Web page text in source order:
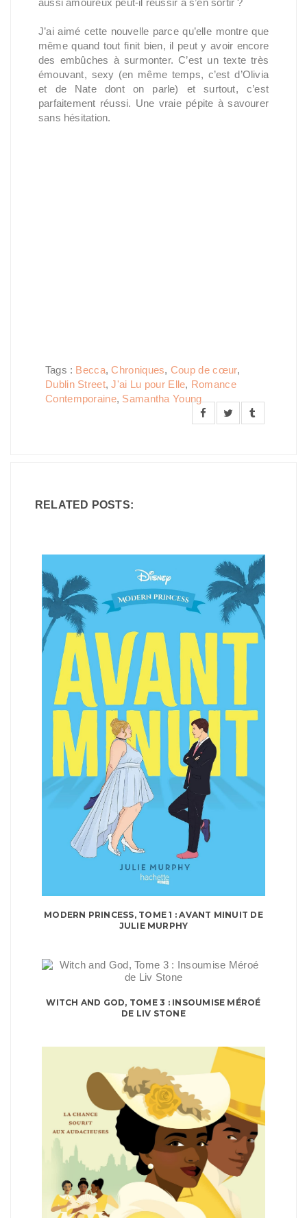
aussi amoureux peut-il réussir à s’en sortir ?
J’ai aimé cette nouvelle parce qu’elle montre que
même quand tout finit bien, il peut y avoir encore
des embûches à surmonter. C’est un texte très
émouvant, sexy (en même temps, c’est d’Olivia
et de Nate dont on parle) et surtout, c’est
parfaitement réussi. Une vraie pépite à savourer
sans hésitation.
Tags : Becca,Chroniques, Coup de cœur,
Dublin Street,J'ai Lu pour Elle, Romance
Contemporaine, Samantha Young
RELATED POSTS:
MODERN PRINCESS, TOME 1 : AVANT MINUIT DE
JULIE MURPHY
WITCH AND GOD, TOME 3 : INSOUMISE MÉROÉ
DE LIV STONE